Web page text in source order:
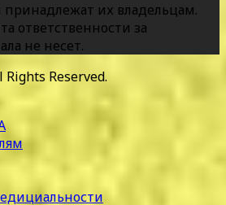
их владельцам.
ответственности за
не несет.
Reserved.